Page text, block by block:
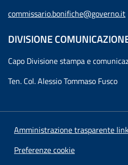
commissario.bonifiche@governo.it
DIVISIONE
Capo Divisione stampa e
Ten. Col. Alessio Tommaso Fusco
Amministrazione trasparente
Preferenze cookie